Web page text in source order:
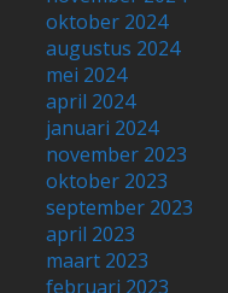
oktober 2024
augustus 2024
mei 2024
april 2024
januari 2024
november 2023
oktober 2023
september 2023
april 2023
maart 2023
februari 2023